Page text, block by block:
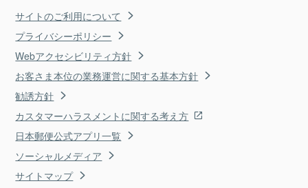
サイトのご利用について
プライバシーポリシー
Webアクセシビリティ方針
お客さま本位の業務運営に関する基本方針
勧誘方針
カスタマーハラスメントに関する考え方
日本郵便公式アプリ一覧
ソーシャルメディア
サイトマップ